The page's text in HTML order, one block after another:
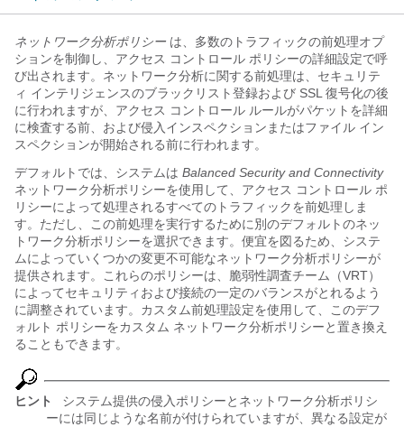
ネットワーク分析ポリシー は、多数のトラフィックの前処理オプ
ションを制御し、アクセス コントロール ポリシーの詳細設定で呼
び出されます。ネットワーク分析に関する前処理は、セキュリテ
ィ インテリジェンスのブラックリスト登録および SSL 復号化の後
に行われますが、アクセス コントロール ルールがパケットを詳細
に検査する前、および侵入インスペクションまたはファイル イン
スペクションが開始される前に行われます。
デフォルトでは、システムは Balanced Security and Connectivity
ネットワーク分析ポリシーを使用して、アクセス コントロール ポ
リシーによって処理されるすべてのトラフィックを前処理しま
す。ただし、この前処理を実行するために別のデフォルトのネッ
トワーク分析ポリシーを選択できます。便宜を図るため、システ
ムによっていくつかの変更不可能なネットワーク分析ポリシーが
提供されます。これらのポリシーは、脆弱性調査チーム（VRT）
によってセキュリティおよび接続の一定のバランスがとれるよう
に調整されています。カスタム前処理設定を使用して、このデフ
ォルト ポリシーをカスタム ネットワーク分析ポリシーと置き換え
ることもできます。
ヒント
システム提供の侵入ポリシーとネットワーク分析ポリシ
ーには同じような名前が付けられていますが、異なる設定が